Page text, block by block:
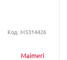
Maimeri
Код: M5314426